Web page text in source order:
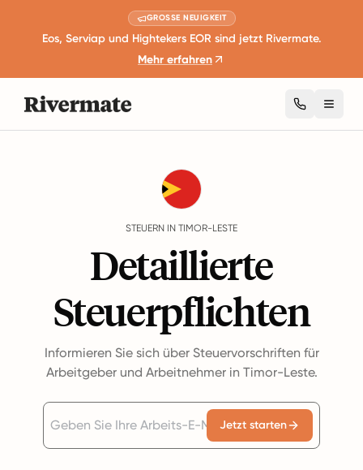
GROSSE NEUIGKEIT
Eos, Serviap und Hightekers EOR sind jetzt Rivermate.
Mehr erfahren
STEUERN IN TIMOR-LESTE
Detaillierte
Steuerpflichten
Informieren Sie sich über Steuervorschriften für
Arbeitgeber und Arbeitnehmer in Timor-Leste.
Jetzt starten